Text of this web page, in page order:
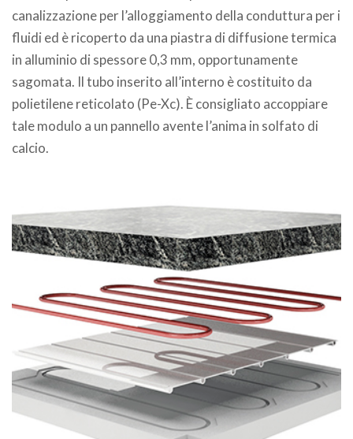
canalizzazione per l’alloggiamento della conduttura per i
fluidi ed è ricoperto da una piastra di diffusione termica
in alluminio di spessore 0,3 mm, opportunamente
sagomata. Il tubo inserito all’interno è costituito da
polietilene reticolato (Pe-Xc). È consigliato accoppiare
tale modulo a un pannello avente l’anima in solfato di
calcio.